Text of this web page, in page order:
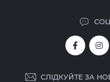
СЛІДКУЙТЕ ЗА